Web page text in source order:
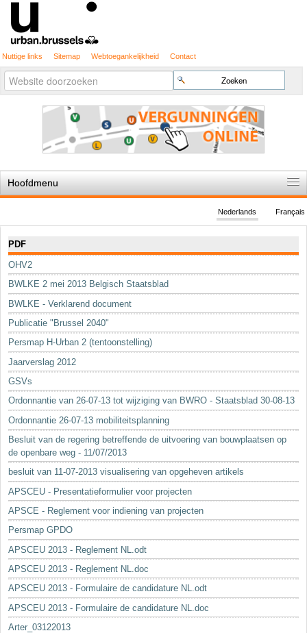
Nuttige links Sitemap Webtoegankelijkheid Contact
Zoek
Geavanceerd
zoeken...
Hoofdmenu
De spelregels
Stedenbouwkundige vergunning
Cartografie
Studies en publicaties
Sleutelwoorden
Stedenbouwkundige inlichtingen
Français
Nederlands
PDF
OHV2
BWLKE 2 mei 2013 Belgisch Staatsblad
BWLKE - Verklarend document
Publicatie "Brussel 2040"
Persmap H-Urban 2 (tentoonstelling)
Jaarverslag 2012
GSVs
Ordonnantie van 26-07-13 tot wijziging van BWRO - Staatsblad 30-08-13
Ordonnantie 26-07-13 mobiliteitsplanning
Besluit van de regering betreffende de uitvoering van bouwplaatsen op
de openbare weg - 11/07/2013
besluit van 11-07-2013 visualisering van opgeheven artikels
APSCEU - Presentatieformulier voor projecten
APSCE - Reglement voor indiening van projecten
Persmap GPDO
APSCEU 2013 - Reglement NL.odt
APSCEU 2013 - Reglement NL.doc
APSCEU 2013 - Formulaire de candidature NL.odt
APSCEU 2013 - Formulaire de candidature NL.doc
Arter_03122013